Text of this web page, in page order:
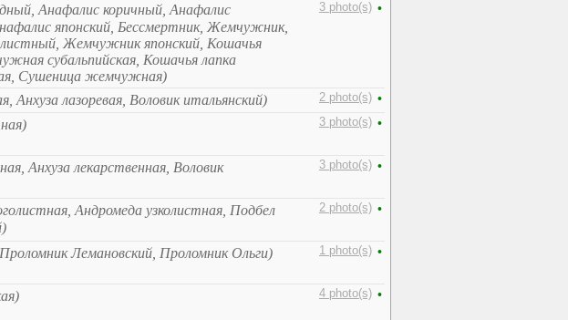
Анафалис коричный, Анафалис
японский, Бессмертник, Жемчужник,
Жемчужник японский, Кошачья
субальпийская, Кошачья лапка
Сушеница жемчужная)
3 photo(s) •
Анхуза лазоревая, Воловик итальянский) 2 photo(s) •
3 photo(s) •
Анхуза лекарственная, Воловик
3 photo(s) •
Андромеда узколистная, Подбел
2 photo(s) •
Лемановский, Проломник Ольги) 1 photo(s) •
4 photo(s) •